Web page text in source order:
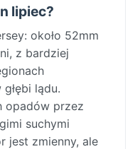
lipiec?
około 52mm
z bardziej
lądu.
opadów przez
suchymi
jest zmienny, ale